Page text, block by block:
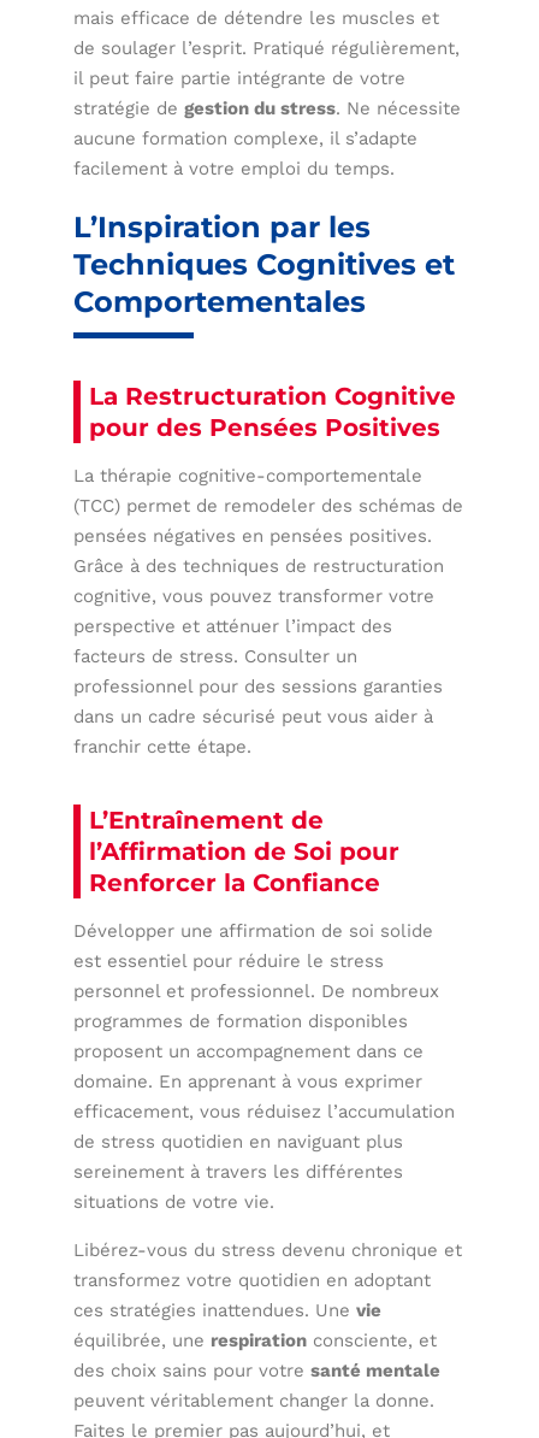
mais efficace de détendre les muscles et
de soulager l’esprit. Pratiqué régulièrement,
il peut faire partie intégrante de votre
stratégie degestion du stress. Ne nécessite
aucune formation complexe, il s’adapte
facilement à votre emploi du temps.
L’Inspiration par les
Techniques Cognitives et
Comportementales
La Restructuration Cognitive
pour des Pensées Positives
La thérapie cognitive-comportementale
(TCC) permet de remodeler des schémas de
pensées négatives en pensées positives.
Grâce à des techniques de restructuration
cognitive, vous pouvez transformer votre
perspective et atténuer l’impact des
facteurs de stress. Consulter un
professionnel pour des sessions garanties
dans un cadre sécurisé peut vous aider à
franchir cette étape.
L’Entraînement de
l’Affirmation de Soi pour
Renforcer la Confiance
Développer une affirmation de soi solide
est essentiel pour réduire le stress
personnel et professionnel. De nombreux
programmes de formation disponibles
proposent un accompagnement dans ce
domaine. En apprenant à vous exprimer
efficacement, vous réduisez l’accumulation
de stress quotidien en naviguant plus
sereinement à travers les différentes
situations de votre vie.
Libérez-vous du stress devenu chronique et
transformez votre quotidien en adoptant
ces stratégies inattendues. Unevie
équilibrée, une respiration consciente, et
des choix sains pour votresanté mentale
peuvent véritablement changer la donne.
Faites le premier pas aujourd’hui, et